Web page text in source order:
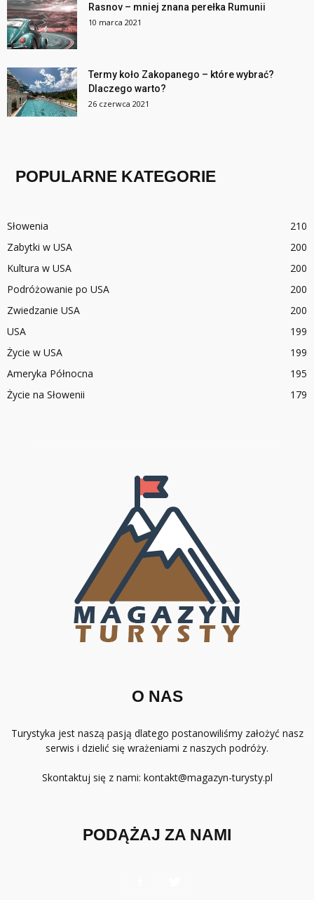
Rasnov – mniej znana perełka Rumunii
10 marca 2021
Termy koło Zakopanego – które wybrać?
Dlaczego warto?
26 czerwca 2021
POPULARNE KATEGORIE
Słowenia
210
Zabytki w USA
200
Kultura w USA
200
Podróżowanie po USA
200
Zwiedzanie USA
200
USA
199
Życie w USA
199
Ameryka Północna
195
Życie na Słowenii
179
O NAS
Turystyka jest naszą pasją dlatego postanowiliśmy założyć nasz
serwis i dzielić się wrażeniami z naszych podróży.
Skontaktuj się z nami: kontakt@magazyn-turysty.pl
PODĄŻAJ ZA NAMI